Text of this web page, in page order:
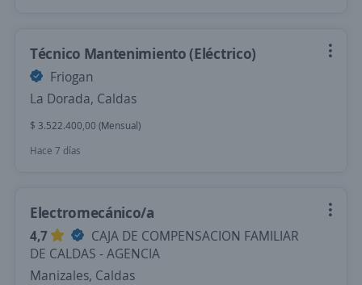
Técnico Mantenimiento (Eléctrico)
Friogan
La Dorada, Caldas
$ 3.522.400,00 (Mensual)
Hace 7 días
Electromecánico/a
4,7
CAJA DE COMPENSACION FAMILIAR
DE CALDAS - AGENCIA
Manizales, Caldas